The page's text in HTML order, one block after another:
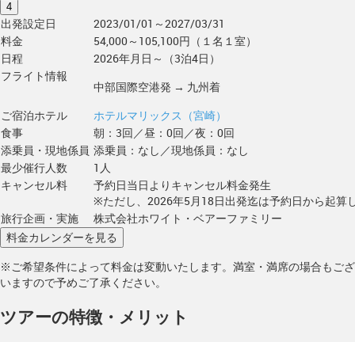
4
出発設定日
2023/01/01～2027/03/31
料金
54,000～105,100円（１名１室）
日程
2026年月日～（3泊4日）
フライト情報
中部国際空港発 → 九州着
ご宿泊ホテル
ホテルマリックス（宮崎）
食事
朝：3回／昼：0回／夜：0回
添乗員・現地係員 添乗員：なし／現地係員：なし
最少催行人数
1人
キャンセル料
予約日当日よりキャンセル料金発生
※ただし、2026年5月18日出発迄は予約日から起算
旅行企画・実施
株式会社ホワイト・ベアーファミリー
※ご希望条件によって料金は変動いたします。満室・満席の場合もござ
いますので予めご了承ください。
ツアーの特徴・メリット